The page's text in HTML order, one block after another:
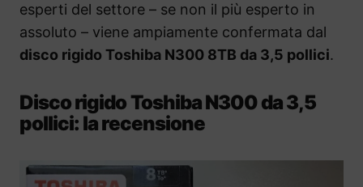
esperti del settore – se non il più esperto in
assoluto – viene ampiamente confermata dal
disco rigido Toshiba N300 8TB da 3,5 pollici.
Disco rigido Toshiba N300 da 3,5
pollici: la recensione